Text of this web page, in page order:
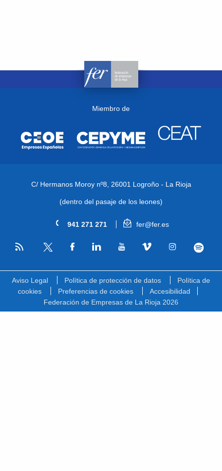
Miembro de
C/ Hermanos Moroy nº8, 26001 Logroño - La Rioja
(dentro del pasaje de los leones)
941 271 271 fer@fer.es
RSS
Aviso Legal Política de protección de datos
Política de
cookies
Preferencias de cookies
Accesibilidad
Federación de Empresas de La Rioja 2026